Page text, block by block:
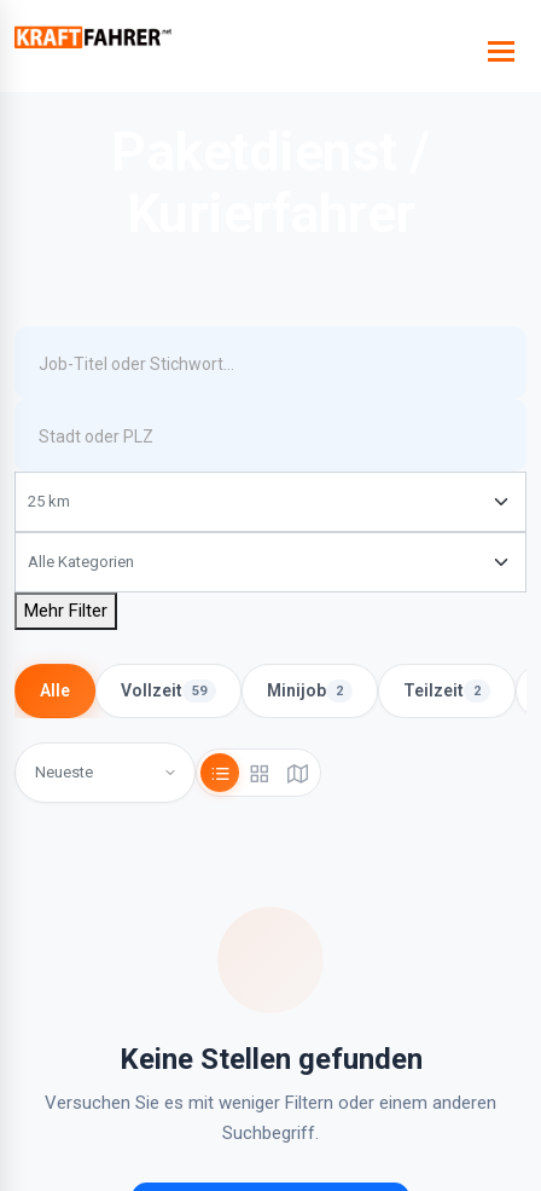
Mehr Filter
Alle Vollzeit 59 Minijob 2 Teilzeit 2
Keine Stellen gefunden
Versuchen Sie es mit weniger Filtern oder einem anderen
Suchbegriff.